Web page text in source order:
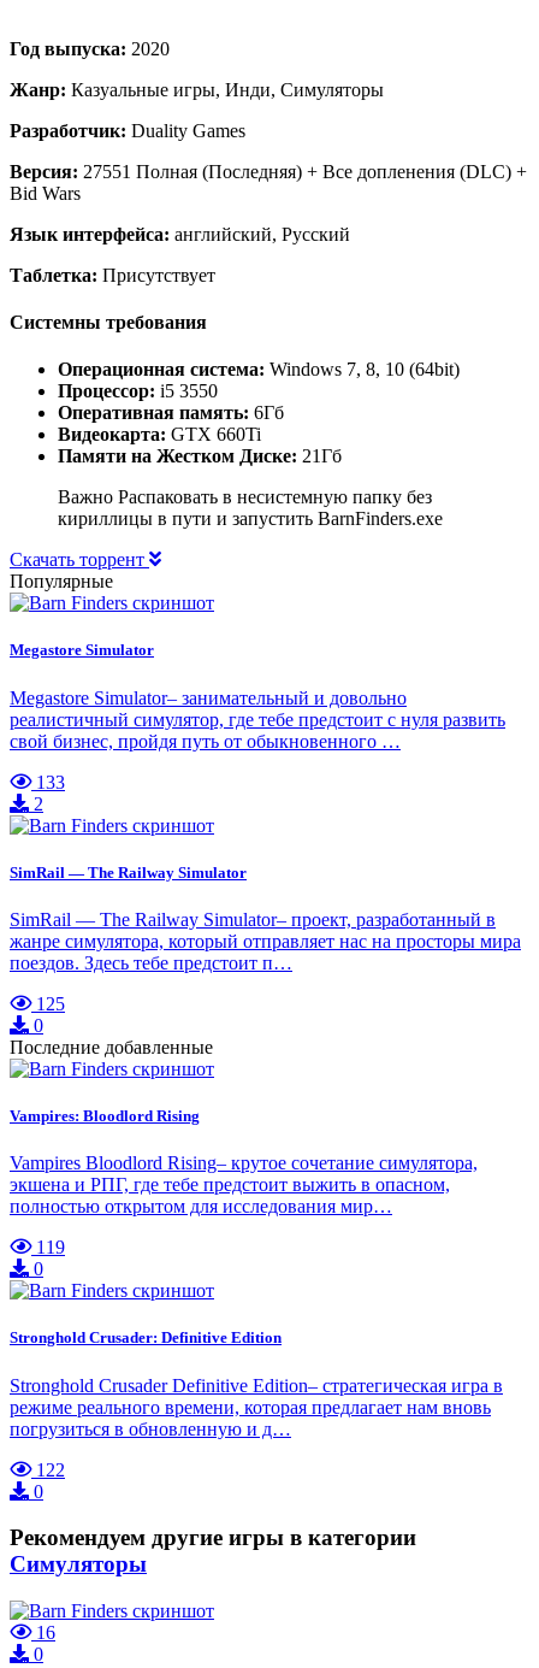
Год выпуска: 2020
Жанр: Казуальные игры, Инди, Симуляторы
Разработчик: Duality Games
Версия: 27551 Полная (Последняя) + Все допленения (DLC) +
Bid Wars
Язык интерфейса: английский, Русский
Таблетка: Присутствует
Системны требования
Операционная система: Windows 7, 8, 10 (64bit)
Процессор: i5 3550
Оперативная память: 6Гб
Видеокарта: GTX 660Ti
Памяти на Жестком Диске: 21Гб
Важно Распаковать в несистемную папку без
кириллицы в пути и запустить BarnFinders.exe
Скачать торрент
Популярные
Megastore Simulator
Megastore Simulator– занимательный и довольно
реалистичный симулятор, где тебе предстоит с нуля развить
свой бизнес, пройдя путь от обыкновенного …
133
2
SimRail — The Railway Simulator
SimRail — The Railway Simulator– проект, разработанный в
жанре симулятора, который отправляет нас на просторы мира
поездов. Здесь тебе предстоит п…
125
0
Последние добавленные
Vampires: Bloodlord Rising
Vampires Bloodlord Rising– крутое сочетание симулятора,
экшена и РПГ, где тебе предстоит выжить в опасном,
полностью открытом для исследования мир…
119
0
Stronghold Crusader: Definitive Edition
Stronghold Crusader Definitive Edition– стратегическая игра в
режиме реального времени, которая предлагает нам вновь
погрузиться в обновленную и д…
122
0
Рекомендуем другие игры в категории
Симуляторы
16
0